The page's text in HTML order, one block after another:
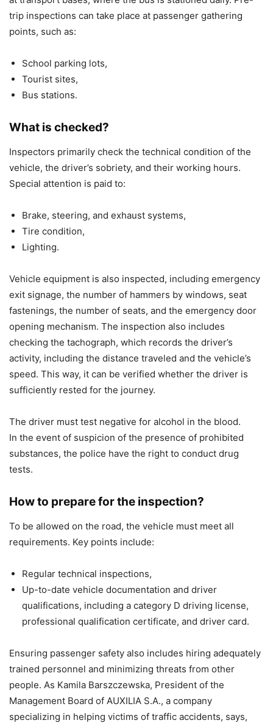
trip inspections can take place at passenger gathering
points, such as:
School parking lots,
Tourist sites,
Bus stations.
What is checked?
Inspectors primarily check the technical condition of the
vehicle, the driver’s sobriety, and their working hours.
Special attention is paid to:
Brake, steering, and exhaust systems,
Tire condition,
Lighting.
Vehicle equipment is also inspected, including emergency
exit signage, the number of hammers by windows, seat
fastenings, the number of seats, and the emergency door
opening mechanism. The inspection also includes
checking the tachograph, which records the driver’s
activity, including the distance traveled and the vehicle’s
speed. This way, it can be verified whether the driver is
sufficiently rested for the journey.
The driver must test negative for alcohol in the blood.
In the event of suspicion of the presence of prohibited
substances, the police have the right to conduct drug
tests.
How to prepare for the inspection?
To be allowed on the road, the vehicle must meet all
requirements. Key points include:
Regular technical inspections,
Up-to-date vehicle documentation and driver
qualifications, including a category D driving license,
professional qualification certificate, and driver card.
Ensuring passenger safety also includes hiring adequately
trained personnel and minimizing threats from other
people. As Kamila Barszczewska, President of the
Management Board of AUXILIA S.A., a company
specializing in helping victims of traffic accidents, says,